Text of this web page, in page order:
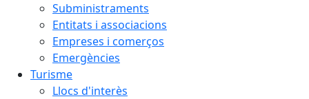
Subministraments
Entitats i associacions
Empreses i comerços
Emergències
Turisme
Llocs d'interès